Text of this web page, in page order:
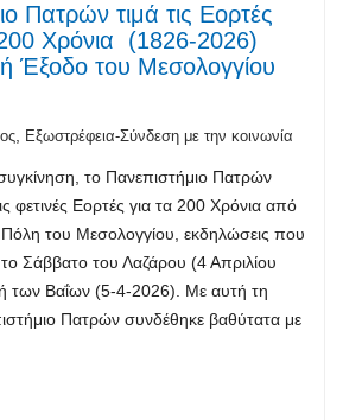
Πατρών τιμά τις Εορτές
Χρόνια (1826-2026)
Έξοδο του Μεσολογγίου
, Εξωστρέφεια-Σύνδεση με την κοινωνία
συγκίνηση, το Πανεπιστήμιο Πατρών
φετινές Εορτές για τα 200 Χρόνια από
του Μεσολογγίου, εκδηλώσεις που
Σάββατο του Λαζάρου (4 Απριλίου
των Βαΐων (5-4-2026). Με αυτή τη
Πατρών συνδέθηκε βαθύτατα με